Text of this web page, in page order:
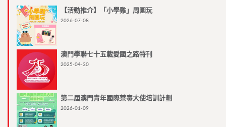
【活動推介】「小學雞」周圍玩
2026-07-08
澳門學聯七十五載愛國之路特刊
2025-04-30
第二屆澳門青年國際禁毒大使培訓計劃
2026-01-09